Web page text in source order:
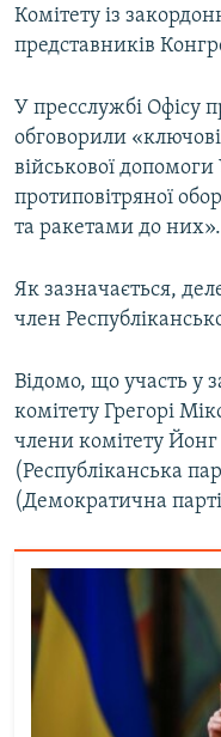
Усі сайти RFE/RL
Комітету із
представників
У пресслужбі Офісу
обговорили
військової
протиповітряної
та ракетами до них».
Як зазначається,
член
Відомо, що участь у
комітету Грегорі
члени комітету
(Республіканська
(Демократична